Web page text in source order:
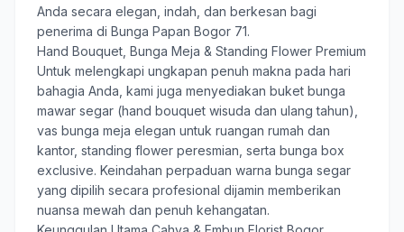
Anda secara elegan, indah, dan berkesan bagi
penerima di Bunga Papan Bogor 71.
Hand Bouquet, Bunga Meja & Standing Flower Premium
Untuk melengkapi ungkapan penuh makna pada hari
bahagia Anda, kami juga menyediakan buket bunga
mawar segar (hand bouquet wisuda dan ulang tahun),
vas bunga meja elegan untuk ruangan rumah dan
kantor, standing flower peresmian, serta bunga box
exclusive. Keindahan perpaduan warna bunga segar
yang dipilih secara profesional dijamin memberikan
nuansa mewah dan penuh kehangatan.